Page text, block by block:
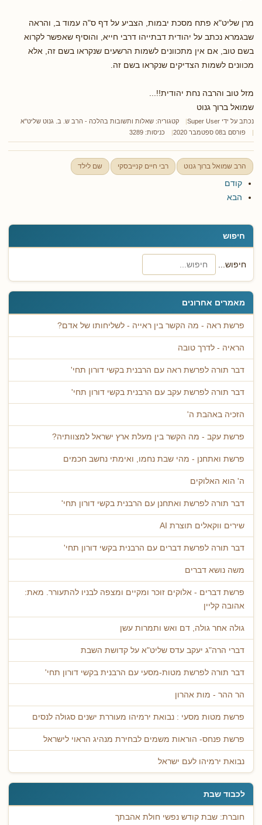
חיפוש
חיפוש...
מאמרים אחרונים
פרשת ראה - מה הקשר בין ראייה - לשליחותו של אדם?
הראיה - לדרך טובה
דבר תורה לפרשת ראה עם הרבנית בקשי דורון תחי'
דבר תורה לפרשת עקב עם הרבנית בקשי דורון תחי'
הזכיה באהבת ה'
פרשת עקב - מה הקשר בין מעלת ארץ ישראל למצוותיה?
פרשת ואתחנן - מהי שבת נחמו, ואימתי נחשב חכמים
ה' הוא האלוקים
דבר תורה לפרשת ואתחנן עם הרבנית בקשי דורון תחי'
שירים ווקאלים תוצרת AI
דבר תורה לפרשת דברים עם הרבנית בקשי דורון תחי'
משה נושא דברים
פרשת דברים - אלוקים זוכר ומקיים ומצפה לבניו להתעורר. מאת:
אהובה קליין
גולה אחר גולה, דם ואש ותמרות עשן
דברי הרה"ג יעקב עדס שליט"א על קדושת השבת
דבר תורה לפרשת מטות-מסעי עם הרבנית בקשי דורון תחי'
הר ההר - מות אהרון
פרשת מטות מסעי : נבואת ירמיהו מעוררת ישנים סגולה לנסים
פרשת פנחס- הוראות משמים לבחירת מנהיג הראוי לישראל
נבואת ירמיהו לעם ישראל
לכבוד שבת
חוברת: שבת קודש נפשי חולת אהבתך
מרן שליט"א פתח מסכת יבמות, הצביע על דף ס"ה עמוד ב, והראה
שבגמרא נכתב על יהודית דבתייהו דרבי חייא, והוסיף שאפשר לקרוא
בשם טוב, אם אין מתכוונים לשמות הרשעים שנקראו בשם זה, אלא
מכוונים לשמות הצדיקים שנקראו בשם זה.
מזל טוב והרבה נחת יהודית!!...
שמואל ברוך גנוט
נכתב על ידי Super User קטגוריה: שאלות ותשובות בהלכה - הרב ש. ב. גנוט שליט"א
פורסם ב08 ספטמבר 2020
כניסות: 3289
הרב שמואל ברוך גנוט רבי חיים קנייבסקי שם לילד
קודם
הבא